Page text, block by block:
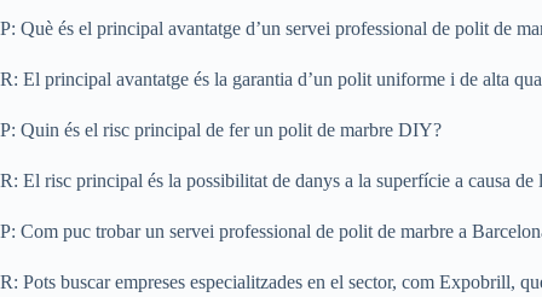
P: Què és el principal avantatge d’un servei professional de polit de
R: El principal avantatge és la garantia d’un polit uniforme i de alta
P: Quin és el risc principal de fer un polit de marbre DIY?
R: El risc principal és la possibilitat de danys a la superfície a causa de
P: Com puc trobar un servei professional de polit de marbre a
R: Pots buscar empreses especialitzades en el sector, com Expobrill,